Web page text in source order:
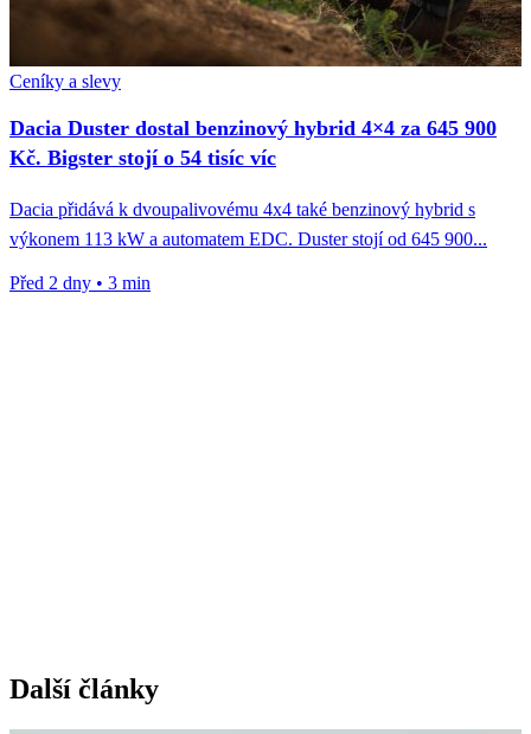
Ceníky a slevy
Dacia Duster dostal benzinový hybrid 4×4 za 645 900
Kč. Bigster stojí o 54 tisíc víc
Dacia přidává k dvoupalivovému 4x4 také benzinový hybrid s
výkonem 113 kW a automatem EDC. Duster stojí od 645 900...
Před 2 dny • 3 min
Další články